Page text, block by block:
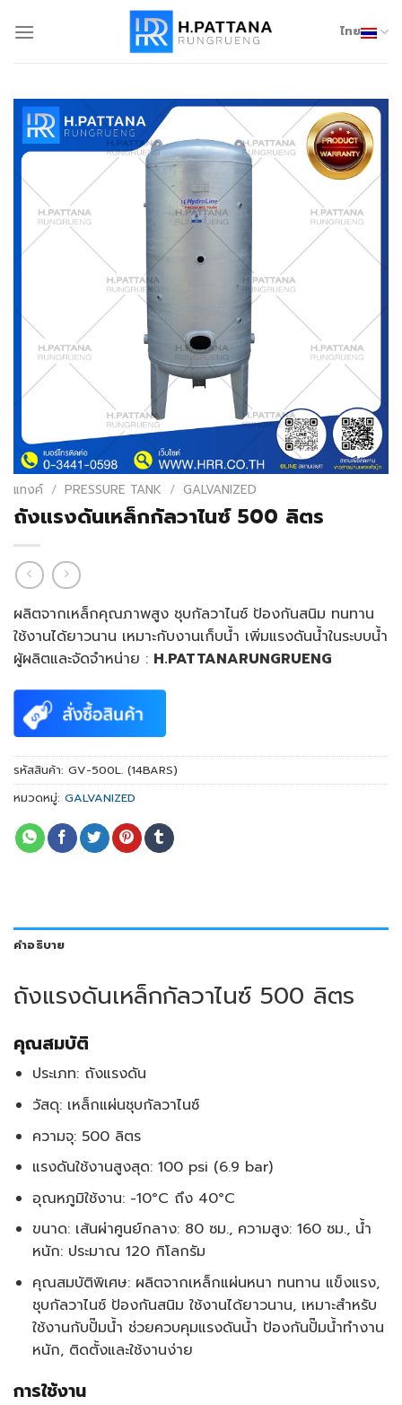
ไทย
แทงค์ / PRESSURE TANK / GALVANIZED
ถังแรงดันเหล็กกัลวาไนซ์ 500 ลิตร
ผลิตจากเหล็กคุณภาพสูง ชุบกัลวาไนซ์ ป้องกันสนิม ทนทาน
ใช้งานได้ยาวนาน เหมาะกับงานเก็บน้ำ เพิ่มแรงดันน้ำในระบบน้ำ
ผู้ผลิตและจัดจำหน่าย : H.PATTANARUNGRUENG
รหัสสินค้า: GV-500L. (14BARS)
หมวดหมู่: GALVANIZED
คำอธิบาย
ถังแรงดันเหล็กกัลวาไนซ์ 500 ลิตร
คุณสมบัติ
ประเภท: ถังแรงดัน
วัสดุ: เหล็กแผ่นชุบกัลวาไนซ์
ความจุ: 500 ลิตร
แรงดันใช้งานสูงสุด: 100 psi (6.9 bar)
อุณหภูมิใช้งาน: -10°C ถึง 40°C
ขนาด: เส้นผ่าศูนย์กลาง: 80 ซม., ความสูง: 160 ซม., น้ำ
หนัก: ประมาณ 120 กิโลกรัม
คุณสมบัติพิเศษ: ผลิตจากเหล็กแผ่นหนา ทนทาน แข็งแรง,
ชุบกัลวาไนซ์ ป้องกันสนิม ใช้งานได้ยาวนาน, เหมาะสำหรับ
ใช้งานกับปั๊มน้ำ ช่วยควบคุมแรงดันน้ำ ป้องกันปั๊มน้ำทำงาน
หนัก, ติดตั้งและใช้งานง่าย
การใช้งาน